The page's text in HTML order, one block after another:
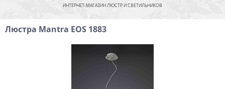
ИНТЕРНЕТ-МАГАЗИН ЛЮСТР И СВЕТИЛЬНИКОВ
Люстра Mantra EOS 1883